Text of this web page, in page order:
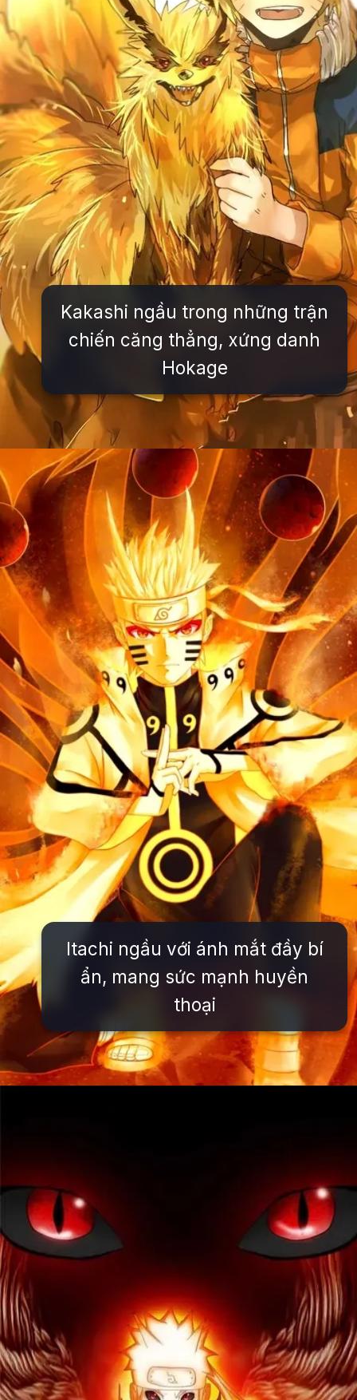
Kakashi ngầu trong những trận
chiến căng thẳng, xứng danh
Hokage
Đang mở https://issiloo.edu.vn/avatar-naruto
Itachi ngầu với ánh mắt đầy bí
ẩn, mang sức mạnh huyền
thoại